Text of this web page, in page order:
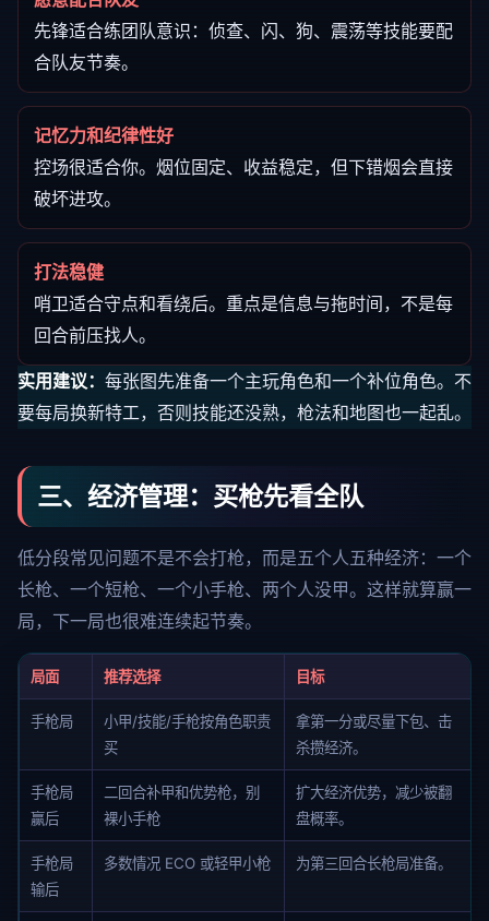
先锋适合练团队意识：侦查、闪、狗、震荡等技能要配
合队友节奏。
记忆力和纪律性好
控场很适合你。烟位固定、收益稳定，但下错烟会直接
破坏进攻。
打法稳健
哨卫适合守点和看绕后。重点是信息与拖时间，不是每
回合前压找人。
实用建议： 每张图先准备一个主玩角色和一个补位角色。不
要每局换新特工，否则技能还没熟，枪法和地图也一起乱。
三、经济管理：买枪先看全队
低分段常见问题不是不会打枪，而是五个人五种经济：一个
长枪、一个短枪、一个小手枪、两个人没甲。这样就算赢一
局，下一局也很难连续起节奏。
局面 推荐选择 目标
手枪局
小甲/技能/手枪按角色职责
买
拿第一分或尽量下包、击
杀攒经济。
手枪局
赢后
二回合补甲和优势枪，别
裸小手枪
扩大经济优势，减少被翻
盘概率。
手枪局
输后
多数情况 ECO 或轻甲小枪 为第三回合长枪局准备。